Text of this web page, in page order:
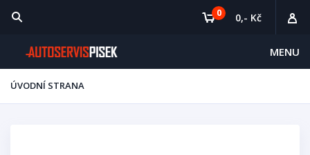
MENU
0 0,- Kč
ÚVODNÍ STRANA